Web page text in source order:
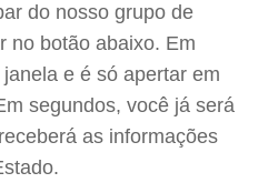
do nosso grupo de
no botão abaixo. Em
e é só apertar em
segundos, você já será
as informações